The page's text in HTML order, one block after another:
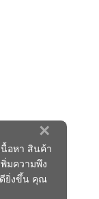
×
นื้อหา สินค้า
มความพึง
ดียิ่งขึ้น คุณ